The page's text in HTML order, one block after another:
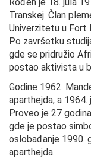
Transkej. Član
Univerzitetu u Fort
Po završetku
gde se pridružio
postao aktivista u
Godine 1962.
aparthejda, a
Proveo je 27
gde je postao
oslobađanje 1990.
aparthejda.